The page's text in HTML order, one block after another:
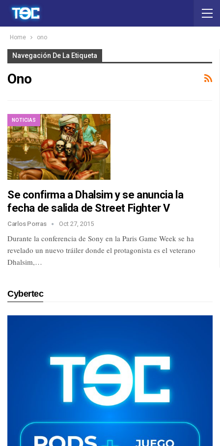
Home ono
Navegación De La Etiqueta
Ono
NOTICIAS
Se confirma a Dhalsim y se anuncia la
fecha de salida de Street Fighter V
Carlos Porras Oct 27, 2015
Durante la conferencia de Sony en la Paris Game Week se ha
revelado un nuevo tráiler donde el protagonista es el veterano
Dhalsim,…
Cybertec